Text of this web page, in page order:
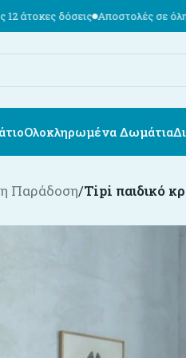
Αποστολές σε όλη την Ελλάδα –
Ολοκληρωμένα Δωμάτια
Παράδοση/Tipi παιδικό